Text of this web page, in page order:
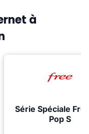
à
Série Spéciale
Pop S